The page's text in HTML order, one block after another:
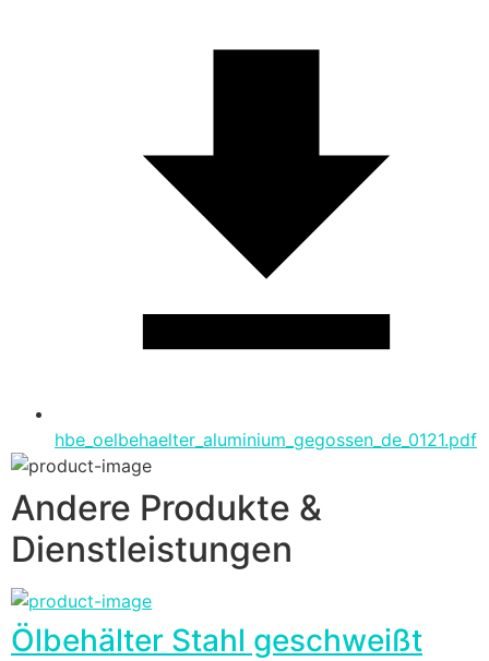
hbe_oelbehaelter_aluminium_gegossen_de_0121.pdf
Andere Produkte &
Dienstleistungen
Ölbehälter Stahl geschweißt